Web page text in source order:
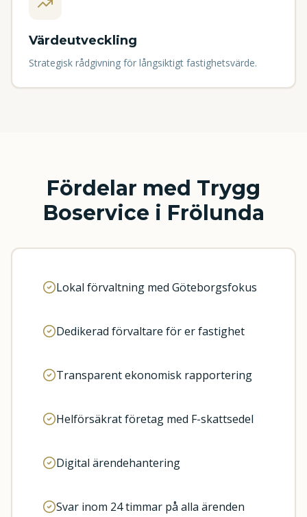
Värdeutveckling
Strategisk rådgivning för långsiktigt fastighetsvärde.
Fördelar med Trygg
Boservice i Frölunda
Lokal förvaltning med Göteborgsfokus
Dedikerad förvaltare för er fastighet
Transparent ekonomisk rapportering
Helförsäkrat företag med F-skattsedel
Digital ärendehantering
Svar inom 24 timmar på alla ärenden